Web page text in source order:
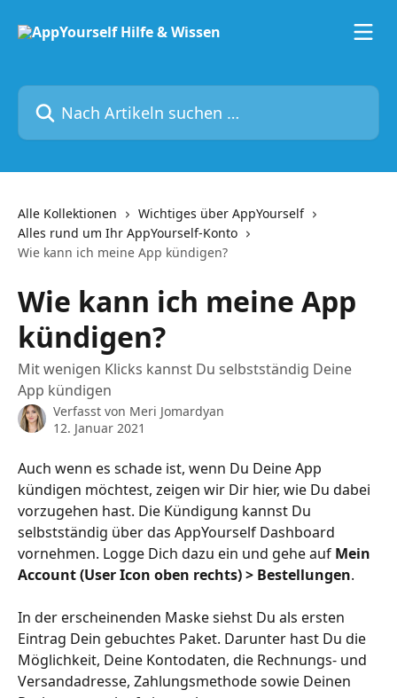
Nach Artikeln suchen …
Alle Kollektionen
Wichtiges über AppYourself
Alles rund um Ihr AppYourself-Konto
Wie kann ich meine App kündigen?
Wie kann ich meine App
kündigen?
Mit wenigen Klicks kannst Du selbstständig Deine
App kündigen
Verfasst von Meri Jomardyan
12. Januar 2021
Auch wenn es schade ist, wenn Du Deine App
kündigen möchtest, zeigen wir Dir hier, wie Du dabei
vorzugehen hast. Die Kündigung kannst Du
selbstständig über das AppYourself Dashboard
vornehmen. Logge Dich dazu ein und gehe auf Mein
Account (User Icon oben rechts) > Bestellungen.
In der erscheinenden Maske siehst Du als ersten
Eintrag Dein gebuchtes Paket. Darunter hast Du die
Möglichkeit, Deine Kontodaten, die Rechnungs- und
Versandadresse, Zahlungsmethode sowie Deinen